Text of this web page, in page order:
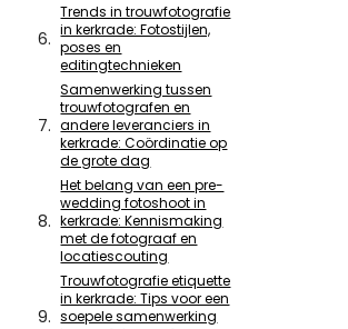
Trends in trouwfotografie
in kerkrade: Fotostijlen,
poses en
editingtechnieken
Samenwerking tussen
trouwfotografen en
andere leveranciers in
kerkrade: Coördinatie op
de grote dag
Het belang van een pre-
wedding fotoshoot in
kerkrade: Kennismaking
met de fotograaf en
locatiescouting
Trouwfotografie etiquette
in kerkrade: Tips voor een
soepele samenwerking